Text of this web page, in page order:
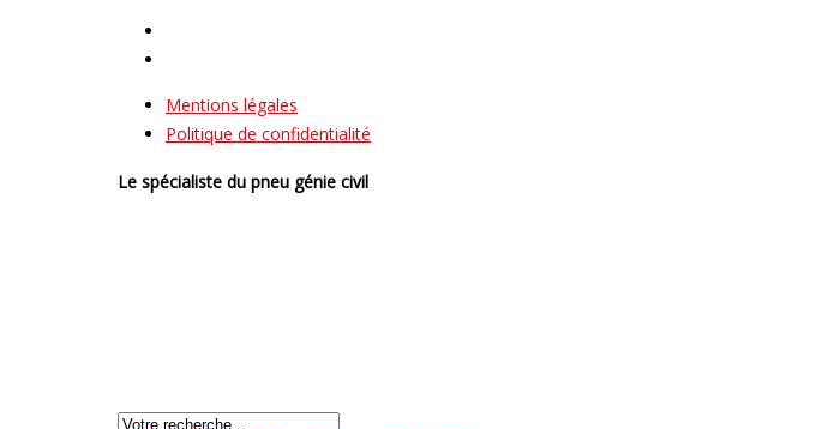
Mentions légales
Politique de confidentialité
Le spécialiste du pneu génie civil